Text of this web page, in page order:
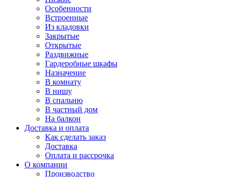
Особенности
Встроенные
Из кладовки
Закрытые
Открытые
Раздвижные
Гардеробные шкафы
Назначение
В комнату
В нишу
В спальню
В частный дом
На балкон
Доставка и оплата
Как сделать заказ
Доставка
Оплата и рассрочка
О компании
Производство